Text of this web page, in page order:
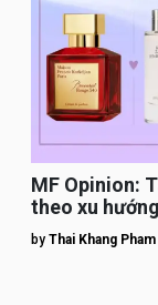
MF Opinion:
theo xu
by Thai Khang Pham